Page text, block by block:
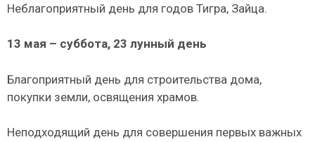
Неблагоприятный день для годов Тигра, Зайца.
13 мая – суббота, 23 лунный день
Благоприятный день для строительства дома,
покупки земли, освящения храмов.
Неподходящий день для совершения первых важных